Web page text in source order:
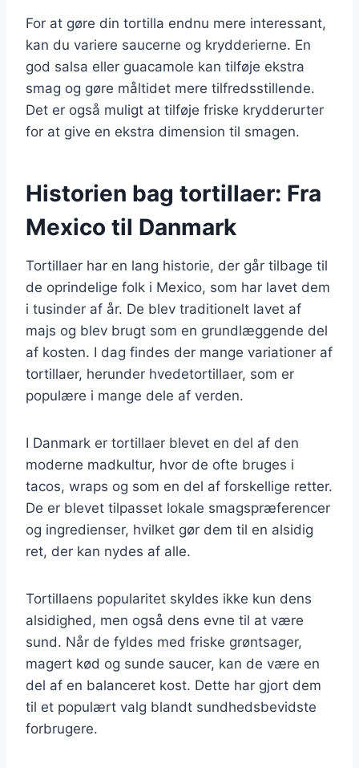
For at gøre din tortilla endnu mere interessant,
kan du variere saucerne og krydderierne. En
god salsa eller guacamole kan tilføje ekstra
smag og gøre måltidet mere tilfredsstillende.
Det er også muligt at tilføje friske krydderurter
for at give en ekstra dimension til smagen.
Historien bag tortillaer: Fra
Mexico til Danmark
Tortillaer har en lang historie, der går tilbage til
de oprindelige folk i Mexico, som har lavet dem
i tusinder af år. De blev traditionelt lavet af
majs og blev brugt som en grundlæggende del
af kosten. I dag findes der mange variationer af
tortillaer, herunder hvedetortillaer, som er
populære i mange dele af verden.
I Danmark er tortillaer blevet en del af den
moderne madkultur, hvor de ofte bruges i
tacos, wraps og som en del af forskellige retter.
De er blevet tilpasset lokale smagspræferencer
og ingredienser, hvilket gør dem til en alsidig
ret, der kan nydes af alle.
Tortillaens popularitet skyldes ikke kun dens
alsidighed, men også dens evne til at være
sund. Når de fyldes med friske grøntsager,
magert kød og sunde saucer, kan de være en
del af en balanceret kost. Dette har gjort dem
til et populært valg blandt sundhedsbevidste
forbrugere.